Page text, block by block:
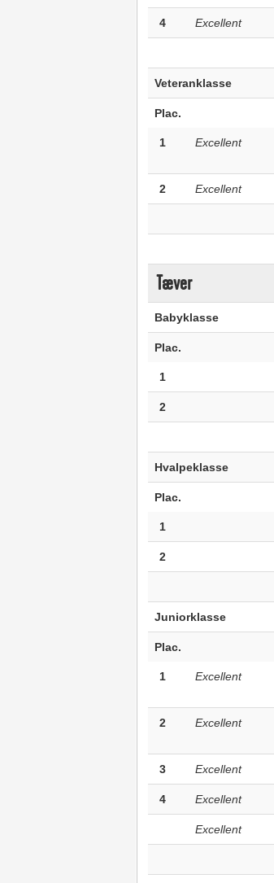
4 Excellent
Veteranklasse
Plac.
1 Excellent
2 Excellent
Tæver
Babyklasse
Plac.
1
2
Hvalpeklasse
Plac.
1
2
Juniorklasse
Plac.
1 Excellent
2 Excellent
3 Excellent
4 Excellent
Excellent